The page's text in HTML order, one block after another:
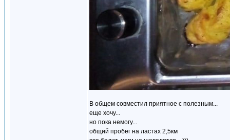
В общем совместил приятное с полезным...
еще хочу...
но пока немогу...
общий пробег на ластах 2,5км